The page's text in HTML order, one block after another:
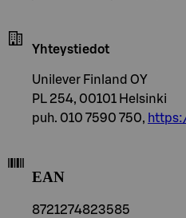
Yhteystiedot
Unilever Finland OY
PL 254, 00101 Helsinki
puh. 010 7590 750,
EAN
8721274823585